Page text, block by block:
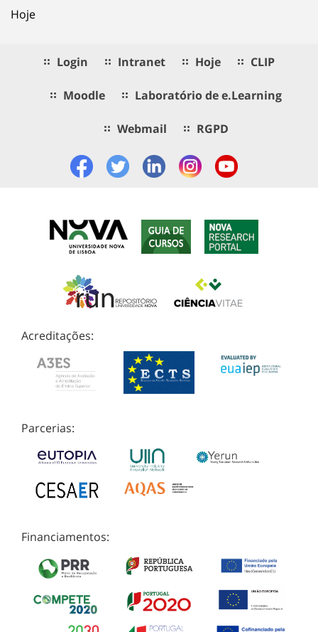
Hoje
Login Intranet Hoje CLIP
Moodle Laboratório de e.Learning
Webmail RGPD
Acreditações:
Parcerias:
Financiamentos: